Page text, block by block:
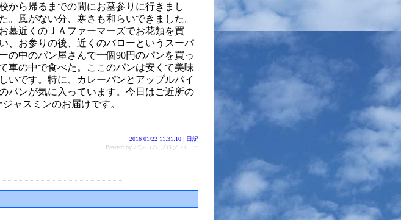
から帰るまでの間にお墓参りに行きまし
た。風がない分、寒さも和らいできました。
お墓近くのＪＡファーマーズでお花類を買
い、お参りの後、近くのバローというスーパ
ーの中のパン屋さんで一個90円のパンを買っ
車の中で食べた。ここのパンは安くて美味
しいです。特に、カレーパンとアップルパイ
パンが気に入っています。今日はご近所の
ャスミンのお届けです。
2016 01/22 11:31:10
日記
Powerd by バンコム ブログ バニー